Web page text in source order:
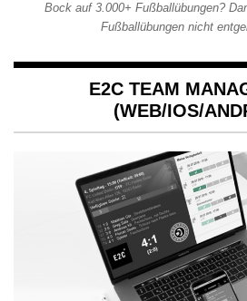
Bock auf 3.000+ Fußballübungen?
Fußballübungen nicht
E2C TEAM
(WEB/IOS/